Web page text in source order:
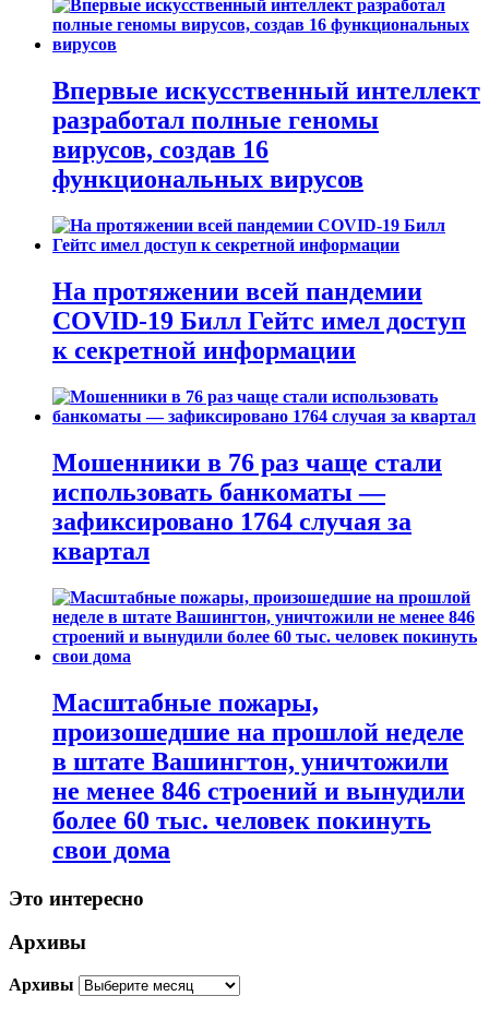
Впервые искусственный интеллект
разработал полные геномы
вирусов, создав 16
функциональных вирусов
На протяжении всей пандемии
COVID-19 Билл Гейтс имел доступ
к секретной информации
Мошенники в 76 раз чаще стали
использовать банкоматы —
зафиксировано 1764 случая за
квартал
Масштабные пожары,
произошедшие на прошлой неделе
в штате Вашингтон, уничтожили
не менее 846 строений и вынудили
более 60 тыс. человек покинуть
свои дома
Это интересно
Архивы
Архивы